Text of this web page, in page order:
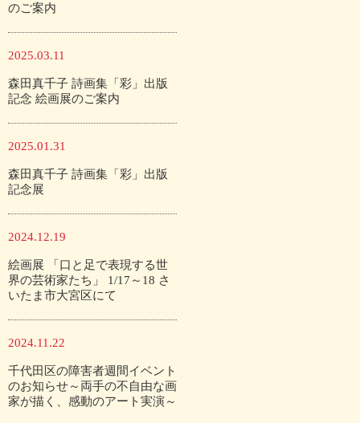
のご案内
2025.03.11
森田真千子 詩画集「彩」出版
記念 絵画展のご案内
2025.01.31
森田真千子 詩画集「彩」出版
記念展
2024.12.19
絵画展 「口と足で表現する世
界の芸術家たち」 1/17～18 さ
いたま市大宮区にて
2024.11.22
千代田区の障害者週間イベント
のお知らせ～両手の不自由な画
家が描く、感動のアート実演～